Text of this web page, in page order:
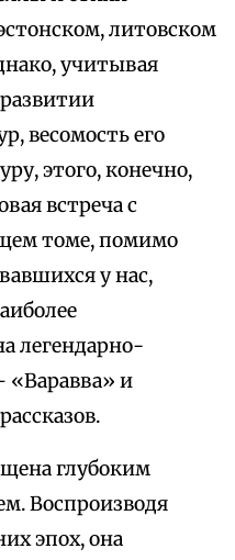
литовском
учитывая
весомость его
этого, конечно,
встреча с
томе, помимо
у нас,
легендарно-
и
глубоким
Воспроизводя
эпох, она